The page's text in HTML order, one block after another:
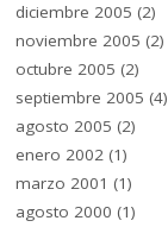
diciembre 2005 (2)
noviembre 2005 (2)
octubre 2005 (2)
septiembre 2005 (4)
agosto 2005 (2)
enero 2002 (1)
marzo 2001 (1)
agosto 2000 (1)